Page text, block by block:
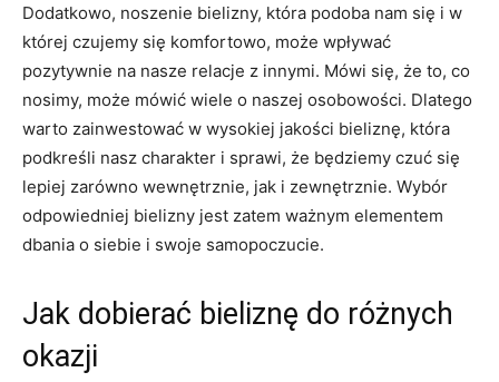
Dodatkowo, noszenie ​bielizny, ⁣która podoba nam się i w
której czujemy się komfortowo, może wpływać
pozytywnie na nasze relacje z ‍innymi. Mówi się, ⁢że to, co
nosimy, może‍ mówić ⁢wiele o naszej osobowości. Dlatego
warto ‌zainwestować‌ w wysokiej jakości bieliznę, która ​
podkreśli nasz ‍charakter i ​sprawi, ⁤że będziemy ⁢czuć⁢ się
‍lepiej zarówno wewnętrznie, jak ⁤i zewnętrznie. Wybór
odpowiedniej ⁣bielizny ‍jest zatem ważnym elementem
dbania o⁢ siebie i swoje⁣ samopoczucie.
Jak⁤ dobierać bieliznę do różnych
⁣okazji